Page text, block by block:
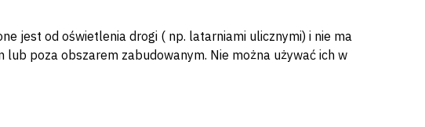
jest od oświetlenia drogi ( np. latarniami ulicznymi) i nie ma
poza obszarem zabudowanym. Nie można używać ich w